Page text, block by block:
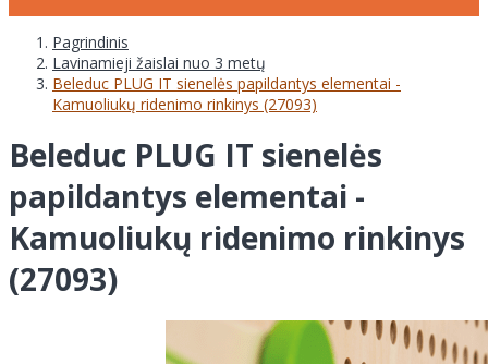
Pagrindinis
Lavinamieji žaislai nuo 3 metų
Beleduc PLUG IT sienelės papildantys elementai -
Kamuoliukų ridenimo rinkinys (27093)
Beleduc PLUG IT sienelės
papildantys elementai -
Kamuoliukų ridenimo rinkinys
(27093)